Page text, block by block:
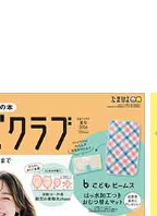
た。私はダメな
と、書いた紙を破
とができると思い
分を頭の中に登
もと向き合ってい